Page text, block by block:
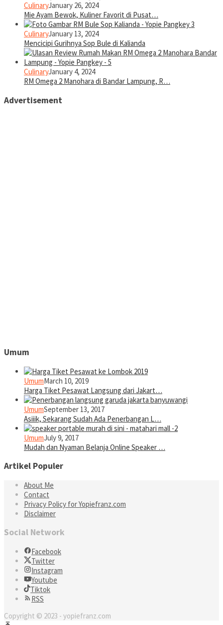
CulinaryJanuary 26, 2024
Mie Ayam Bewok, Kuliner Favorit di Pusat…
CulinaryJanuary 13, 2024
Mencicipi Gurihnya Sop Bule di Kalianda
CulinaryJanuary 4, 2024
RM Omega 2 Manohara di Bandar Lampung, R…
Advertisement
Umum
UmumMarch 10, 2019
Harga Tiket Pesawat Langsung dari Jakart…
UmumSeptember 13, 2017
Asiiik, Sekarang Sudah Ada Penerbangan L…
UmumJuly 9, 2017
Mudah dan Nyaman Belanja Online Speaker …
Artikel Populer
About Me
Contact
Privacy Policy for Yopiefranz.com
Disclaimer
Social Network
Facebook
Twitter
Instagram
Youtube
Tiktok
RSS
Copyright © 2023 - yopiefranz.com